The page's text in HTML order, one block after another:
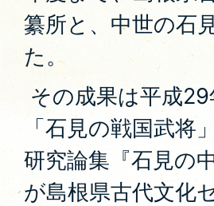
纂所と、中世の石
た。
その成果は平成
「石見の戦国武
研究論集『石見の
が島根県古代文化